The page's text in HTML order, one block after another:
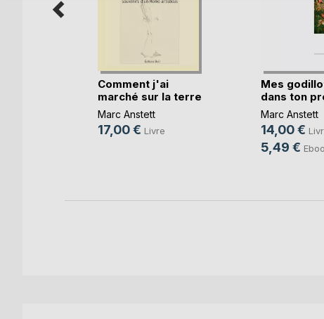
Comment j'ai
marché sur la terre
Marc Anstett
17,00 € Livre
Mes
dans ton
Marc Anstett
14,00 €
5,49 €